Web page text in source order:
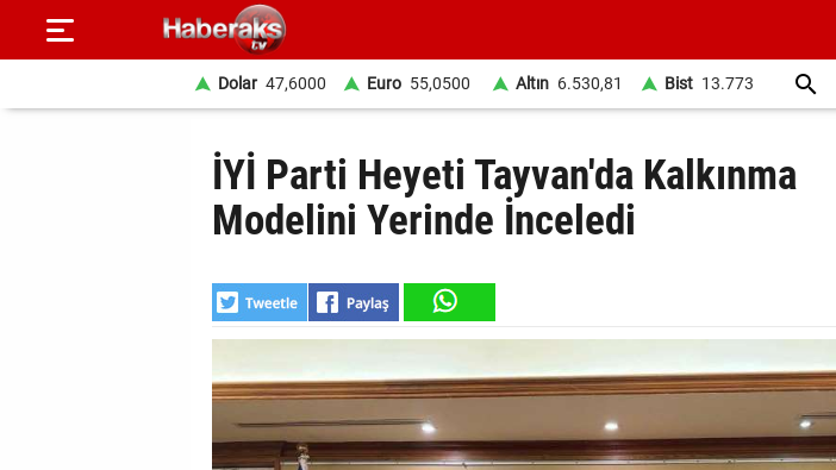
Dolar 47,6000 Euro 55,0500 Altın 6.530,81 Bist 13.773
İYİ Parti Heyeti Tayvan'da Kalkınma
Modelini Yerinde İnceledi